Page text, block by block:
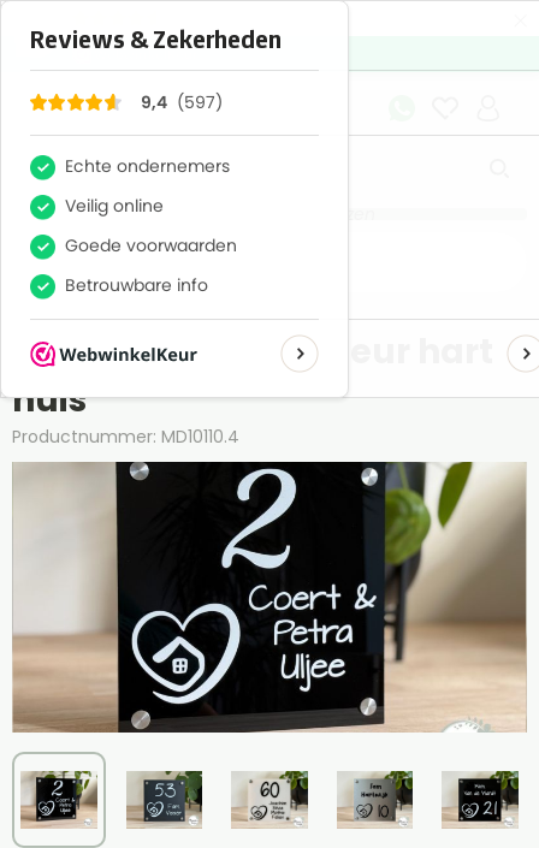
9,4
Home
Naambordje voordeur hart
huis
Productnummer: MD10110.4